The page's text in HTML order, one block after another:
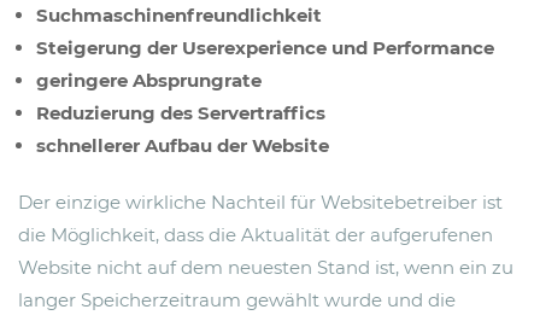
Suchmaschinenfreundlichkeit
Steigerung der Userexperience und Performance
geringere Absprungrate
Reduzierung des Servertraffics
schnellerer Aufbau der Website
Der einzige wirkliche Nachteil für Websitebetreiber ist
die Möglichkeit, dass die Aktualität der aufgerufenen
Website nicht auf dem neuesten Stand ist, wenn ein zu
langer Speicherzeitraum gewählt wurde und die